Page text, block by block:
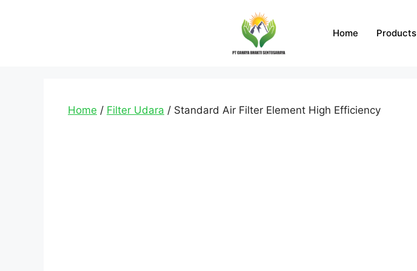
Home Products
Home / Filter Udara / Standard Air Filter Element High Efficiency